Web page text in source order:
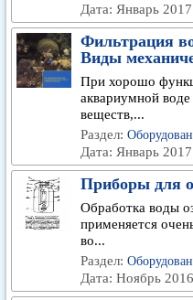
Дата: Январь
Фильтрация
Виды
При хорошо
аквариумной
веществ,...
Раздел:
Дата: Январь
Приборы для
Обработка воды
применяется
во...
Раздел:
Дата: Ноябрь